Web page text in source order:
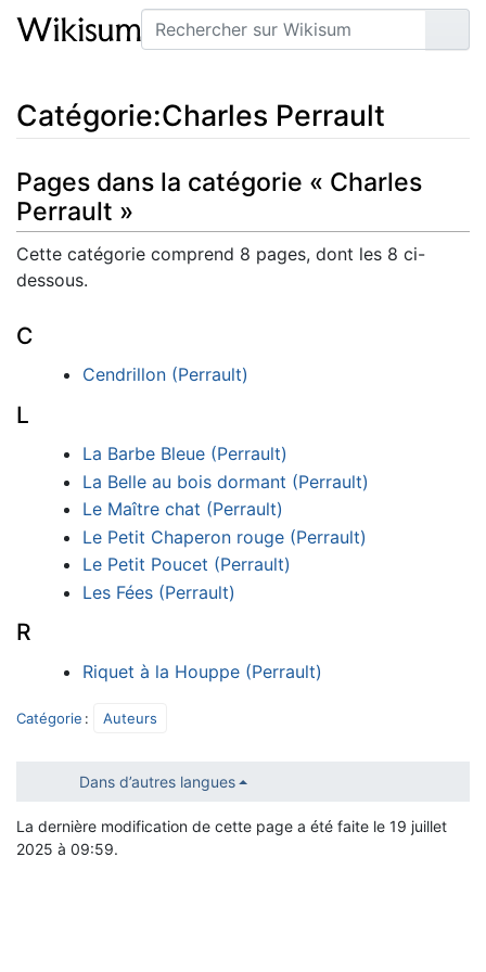
Rechercher
Lire
Catégorie:Charles Perrault
Pages dans la catégorie « Charles
Perrault »
Cette catégorie comprend 8 pages, dont les 8 ci-
dessous.
C
Cendrillon (Perrault)
L
La Barbe Bleue (Perrault)
La Belle au bois dormant (Perrault)
Le Maître chat (Perrault)
Le Petit Chaperon rouge (Perrault)
Le Petit Poucet (Perrault)
Les Fées (Perrault)
R
Riquet à la Houppe (Perrault)
Catégorie : Auteurs
Dans d’autres langues
La dernière modification de cette page a été faite le 19 juillet
2025 à 09:59.